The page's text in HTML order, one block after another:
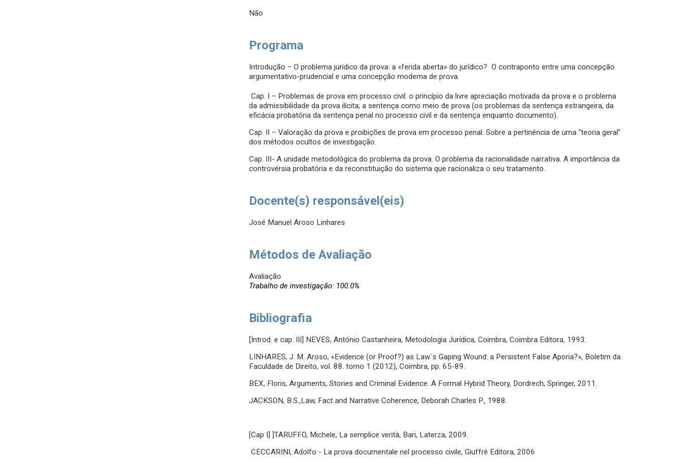
Não
Programa
Introdução – O problema jurídico da prova: a «ferida aberta» do jurídico? O contraponto entre uma concepção
argumentativo-prudencial e uma concepção moderna de prova.
Cap. I – Problemas de prova em processo civil: o princípio da livre apreciação motivada da prova e o problema
da admissibilidade da prova ilícita; a sentença como meio de prova (os problemas da sentença estrangeira, da
eficácia probatória da sentença penal no processo civil e da sentença enquanto documento).
Cap. II – Valoração da prova e proibições de prova em processo penal. Sobre a pertinência de uma “teoria geral”
dos métodos ocultos de investigação.
Cap. III- A unidade metodológica do problema da prova. O problema da racionalidade narrativa. A importância da
controvérsia probatória e da reconstituição do sistema que racionaliza o seu tratamento.
Docente(s) responsável(eis)
José Manuel Aroso Linhares
Métodos de Avaliação
Avaliação
Trabalho de investigação: 100.0%
Bibliografia
[Introd. e cap. III] NEVES, António Castanheira, Metodologia Jurídica, Coimbra, Coimbra Editora, 1993.
LINHARES, J. M. Aroso, «Evidence (or Proof?) as Law´s Gaping Wound: a Persistent False Aporia?», Boletim da
Faculdade de Direito, vol. 88. tomo 1 (2012), Coimbra, pp. 65-89.
BEX, Floris, Arguments, Stories and Criminal Evidence. A Formal Hybrid Theory, Dordrech, Springer, 2011.
JACKSON, B.S.,Law, Fact and Narrative Coherence, Deborah Charles P., 1988.
[Cap I] ]TARUFFO, Michele, La semplice verità, Bari, Laterza, 2009.
CECCARINI, Adolfo - La prova documentale nel processo civile, Giuffrè Editora, 2006